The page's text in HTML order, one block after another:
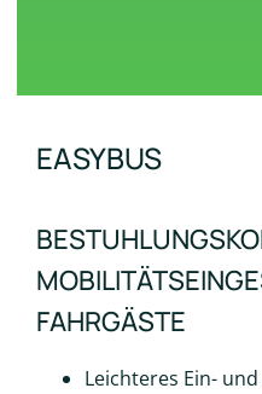
EASYBUS
FAHRGÄSTE
Leichteres Ein-